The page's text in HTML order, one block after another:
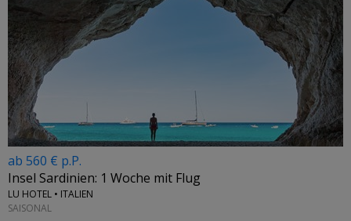
ab 560 € p.P.
Insel Sardinien: 1 Woche mit Flug
LU HOTEL • ITALIEN
SAISONAL